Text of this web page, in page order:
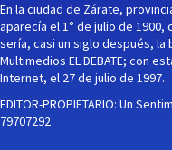
En la ciudad de Zárate,
aparecía el 1° de julio de
sería, casi un siglo después, la
Multimedios EL DEBATE; con
Internet, el 27 de julio de 1997.
EDITOR-PROPIETARIO: Un
79707292